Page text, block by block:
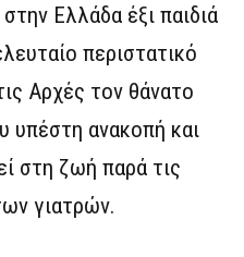
Ελλάδα έξι παιδιά
περιστατικό
Αρχές τον θάνατο
υπέστη ανακοπή και
στη ζωή παρά τις
γιατρών.